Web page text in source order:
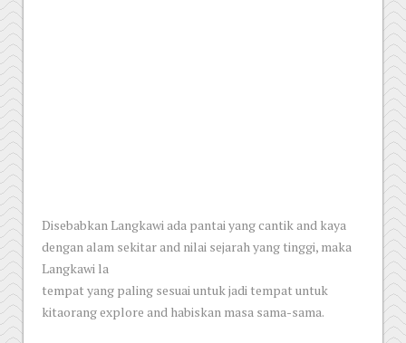
Disebabkan Langkawi ada pantai yang cantik and kaya
dengan alam sekitar and nilai sejarah yang tinggi, maka
Langkawi la
tempat yang paling sesuai untuk jadi tempat untuk
kitaorang explore and habiskan masa sama-sama.